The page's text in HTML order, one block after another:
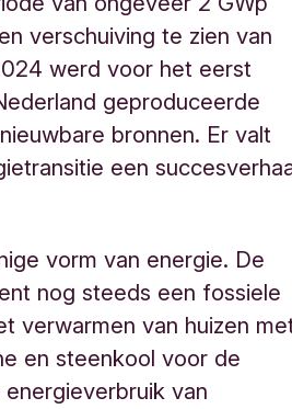
verschuiving te zien van
werd voor het eerst
geproduceerde
bronnen. Er valt
een
vorm van energie. De
nog steeds een fossiele
verwarmen van huizen
en steenkool voor de
van